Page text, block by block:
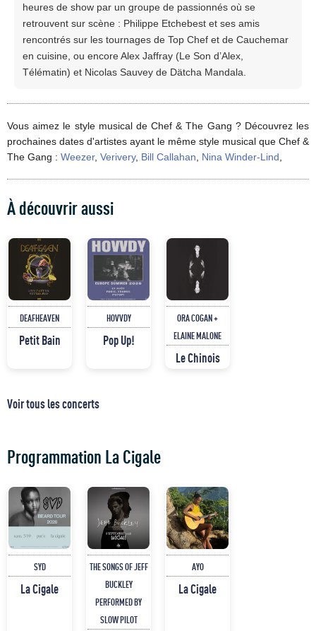
heures de show par un groupe de passionnés où se
retrouvent sur scène : Philippe Etchebest et ses amis
rencontrés sur les tournages de Top Chef et de Cauchemar
en cuisine, ou encore Alex Jaffray (Le Son d’Alex,
Télématin) et Nicolas Sauvey de Dätcha Mandala.
Vous aimez le style musical de Chef & The Gang ? Découvrez les
prochaines dates d'artistes ayant le même style musical que Chef &
The Gang : Weezer, Verivery, Bill Callahan Nina Winder-Lind
À découvrir aussi
DEAFHEAVEN
Petit Bain
HOVVDY
Pop Up!
ORA COGAN +
ELAINE MALONE
Le Chinois
Voir tous les concerts
Programmation La Cigale
SYD
La Cigale
THE SONGS OF JEFF
BUCKLEY
PERFORMED BY
SLOW PILOT
AYO
La Cigale